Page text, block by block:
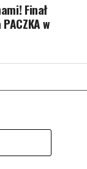
Finał
w